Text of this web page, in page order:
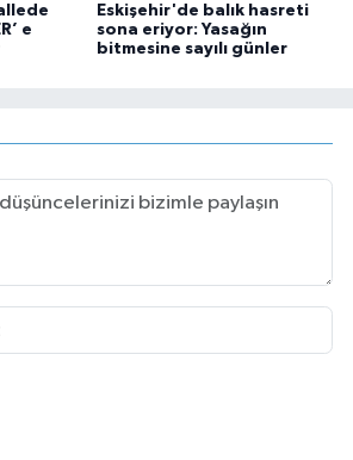
e
Eskişehir'de balık hasreti
sona eriyor: Yasağın
bitmesine sayılı günler